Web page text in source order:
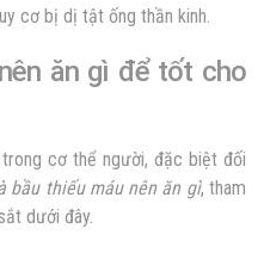
cơ bị dị tật ống thần kinh.
ăn gì để tốt cho
cơ thể người, đặc biệt đối
bầu thiếu máu nên ăn gì, tham
dưới đây.